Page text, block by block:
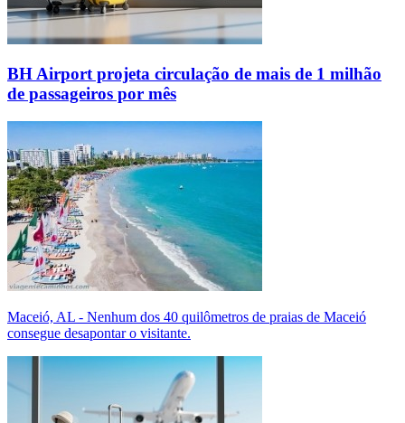
BH Airport projeta circulação de mais de 1 milhão
de passageiros por mês
Maceió, AL - Nenhum dos 40 quilômetros de praias de Maceió
consegue desapontar o visitante.